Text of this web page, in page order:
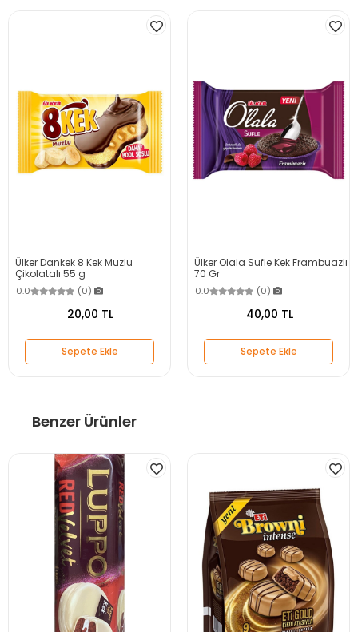
Ülker Dankek 8 Kek Muzlu
Çikolatalı 55 g
0.0 (0)
20,00 TL
Sepete Ekle
Ülker Olala Sufle Kek Frambuazlı
70 Gr
0.0 (0)
40,00 TL
Sepete Ekle
Benzer Ürünler